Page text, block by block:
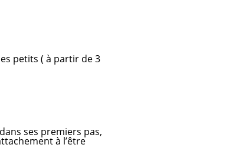
petits ( à partir de 3
ses premiers pas,
à l’être